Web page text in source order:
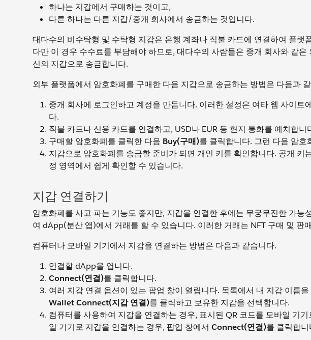
하나는 지갑에서 구매하는 것이고,
다른 하나는 다른 지갑/중개 회사에서 송금하는 것입니다.
대다수의 비수탁형 및 수탁형 지갑은 은행 계좌나 직불 카드에 연결하여 플랫
다만 이 경우 수수료를 부담해야 하므로, 대다수의 사람들은 중개 회사와 같
신의 지갑으로 송금합니다.
외부 플랫폼에서 암호화폐를 구매한 다음 지갑으로 송금하는 방법은 다음과
중개 회사에 로그인하고 계정을 만듭니다. 이러한 설정은 여타 웹 사이
다.
직불 카드나 신용 카드를 연결하고, USD나 EUR 등 현지 통화를 예치합니
구매할 암호화폐를 클릭한 다음 Buy(구매)를 클릭합니다. 그런 다음 암
지갑으로 암호화폐를 송금할 준비가 되면 개인 키를 확인합니다. 공개 키
정 영역에서 쉽게 확인할 수 있습니다.
지갑 연결하기
암호화폐를 사고 파는 기능도 좋지만, 지갑을 연결한 후에는 무궁무진한 가
여 dApp(분산 앱)에서 거래를 할 수 있습니다. 이러한 거래는 NFT 구매 및 판
컴퓨터나 모바일 기기에서 지갑을 연결하는 방법은 다음과 같습니다.
연결할 dApp을 엽니다.
Connect(연결)를 클릭합니다.
여러 지갑 연결 옵션이 있는 팝업 창이 열립니다. 목록에서 내 지갑 이름
Wallet Connect(지갑 연결)를 클릭하고 보유한 지갑을 선택합니다.
컴퓨터를 사용하여 지갑을 연결하는 경우, 표시된 QR 코드를 모바일 기
일 기기로 지갑을 연결하는 경우, 팝업 창에서 Connect(연결)를 클릭합니